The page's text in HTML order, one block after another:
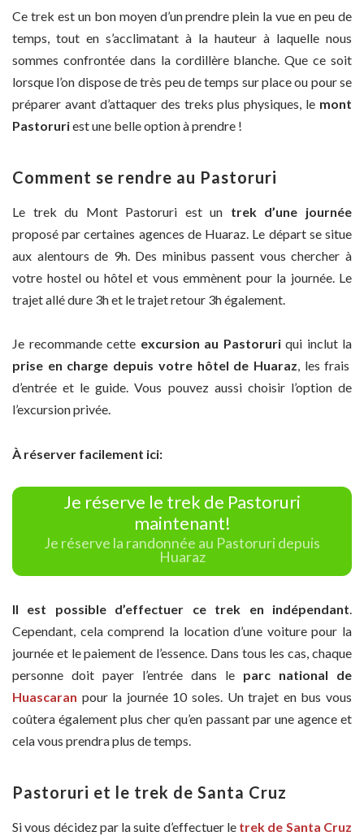
Ce trek est un bon moyen d’un prendre plein la vue en peu de
temps, tout en s’acclimatant à la hauteur à laquelle nous
sommes confrontée dans la cordillère blanche. Que ce soit
lorsque l’on dispose de très peu de temps sur place ou pour se
préparer avant d’attaquer des treks plus physiques, le mont
Pastoruriest une belle option à prendre !
Comment se rendre au Pastoruri
Le trek du Mont Pastoruri est un trek d’une journée
proposé par certaines agences de Huaraz. Le départ se situe
aux alentours de 9h. Des minibus passent vous chercher à
votre hostel ou hôtel et vous emmènent pour la journée. Le
trajet allé dure 3h et le trajet retour 3h également.
Je recommande cette excursion au Pastoruriqui inclut la
prise en charge depuis votre hôtel de Huaraz, les frais
d’entrée et le guide. Vous pouvez aussi choisir l’option de
l’excursion privée.
À réserver facilement ici:
Je réserve le trek de Pastoruri
maintenant!
Je réserve la randonnée au Pastoruri depuis
Huaraz
Il est possible d’effectuer ce trek en indépendant.
Cependant, cela comprend la location d’une voiture pour la
journée et le paiement de l’essence. Dans tous les cas, chaque
personne doit payer l’entrée dans le parc national de
Huascaran pour la journée 10 soles. Un trajet en bus vous
coûtera également plus cher qu’en passant par une agence et
cela vous prendra plus de temps.
Pastoruri et le trek de Santa Cruz
Si vous décidez par la suite d’effectuer le trek de Santa Cruz